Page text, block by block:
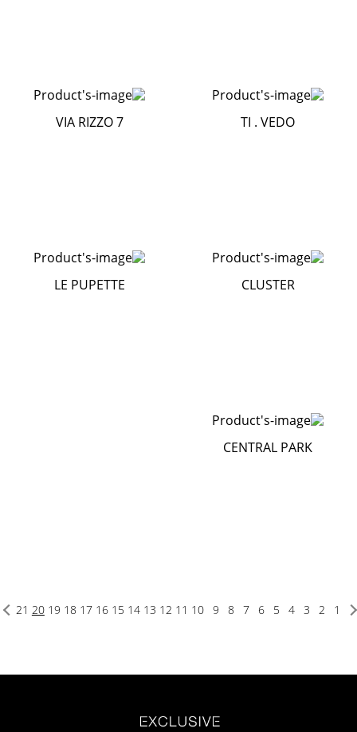
TI . VEDO
VIA RIZZO 7
CLUSTER
LE PUPETTE
CENTRAL PARK
1
2
3
4
5
6
7
8
9
10
11
12
13
14
15
16
17
18
19
20
21